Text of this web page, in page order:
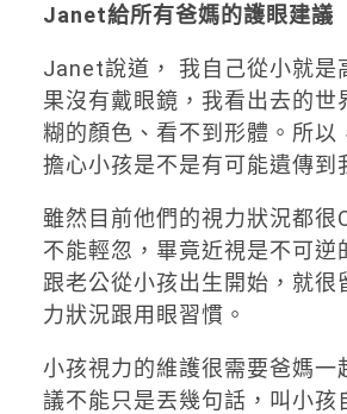
Janet給所有爸媽的護眼建議
Janet說道， 我自己從小就是
果沒有戴眼鏡，我看出去的世
糊的顏色、看不到形體。所以
擔心小孩是不是有可能遺傳到
雖然目前他們的視力狀況都很
不能輕忽，畢竟近視是不可逆
跟老公從小孩出生開始，就很
力狀況跟用眼習慣。
小孩視力的維護很需要爸媽一
議不能只是丟幾句話，叫小孩